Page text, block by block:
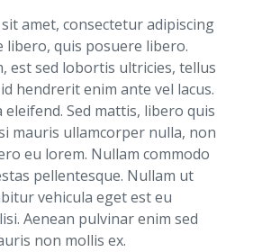
amet, consectetur adipiscing
libero, quis posuere libero.
est sed lobortis ultricies, tellus
hendrerit enim ante vel lacus.
Sed mattis, libero quis
mauris ullamcorper nulla, non
eu lorem. Nullam commodo
pellentesque. Nullam ut
vehicula eget est eu
Aenean pulvinar enim sed
non mollis ex.